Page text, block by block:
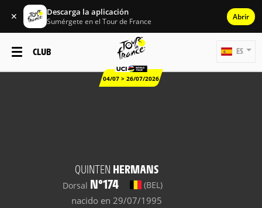
✕ Descarga la aplicación
Sumérgete en el Tour de France Abrir
CLUB
04/07 > 26/07/2026
ES
QUINTEN HERMANS
Dorsal N°174 (BEL)
nacido en 29/07/1995